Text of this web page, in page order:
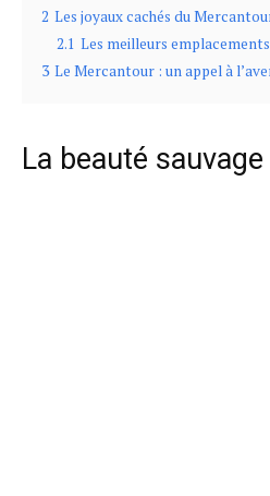
2 Les joyaux cachés du
2.1 Les meilleurs
3 Le Mercantour : un appel à
La beauté